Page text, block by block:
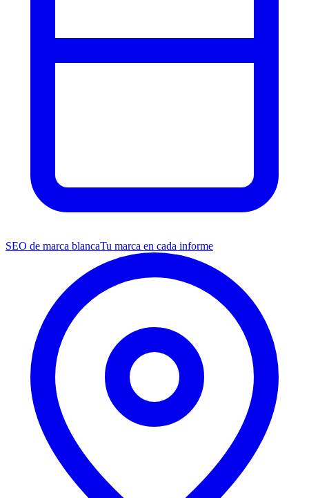
SEO de marca blancaTu marca en cada informe